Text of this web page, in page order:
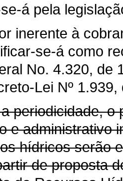
á pela
inerente à
se-á como
No. 4.320, de
Lei Nº
periodicidade,
e administrativo
hídricos serão
de proposta